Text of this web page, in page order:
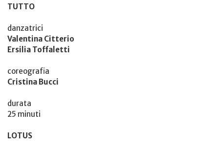
TUTTO
danzatrici
Valentina Citterio
Ersilia Toffaletti
coreografia
Cristina Bucci
durata
25 minuti
LOTUS